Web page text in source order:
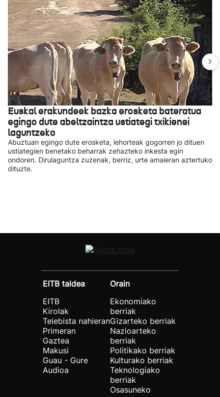
Euskal erakundeek bazka erosketa bateratua
egingo dute abeltzaintza ustiategi txikienei
laguntzeko
Abuztuan egingo dute erosketa, lehorteak gogorren jo dituen
ustiategien benetako beharrak zehazteko inkesta egin
ondoren. Dirulaguntza zuzenak, berriz, urte amaieran aztertuko
dituzte.
EITB taldea
EITB
Kirolak
Telebista nahieran
Primeran
Gaztea
Makusi
Guau - Gure
Audioa
Orain
Ekonomiako
berriak
Gizarteko berriak
Nazioarteko
berriak
Politikako berriak
Kulturako berriak
Teknologiako
berriak
Osasuneko